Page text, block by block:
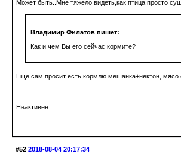
Может быть..Мне тяжело видеть,как птица просто
Владимир Филатов пишет:
Как и чем Вы его сейчас кормите?
Ещё сам просит есть,кормлю мешанка+нектон, мясо
Неактивен
#52 2018-08-04 20:17:34